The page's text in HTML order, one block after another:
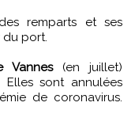
remparts et ses
port.
Vannes(en juillet)
sont annulées
de coronavirus.